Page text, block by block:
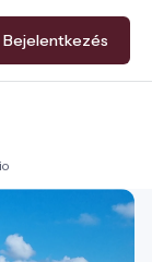
Bejelentkezés